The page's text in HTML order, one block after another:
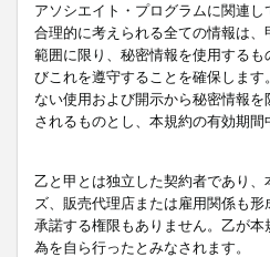
アソシエイト・プログラムに関連
合理的に考えられる全ての情報は、
範囲に限り、秘密情報を使用する
びこれを遵守することを確保しま
ない使用および開示から秘密情報
されるものとし、本規約の有効期間
乙と甲とは独立した契約者であり
ズ、販売代理店または雇用関係も
承諾する権限もありません。乙が
為を自ら行ったとみなされます。